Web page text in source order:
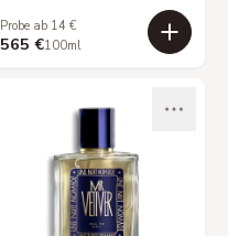
Probe ab 14 €
565 €100ml